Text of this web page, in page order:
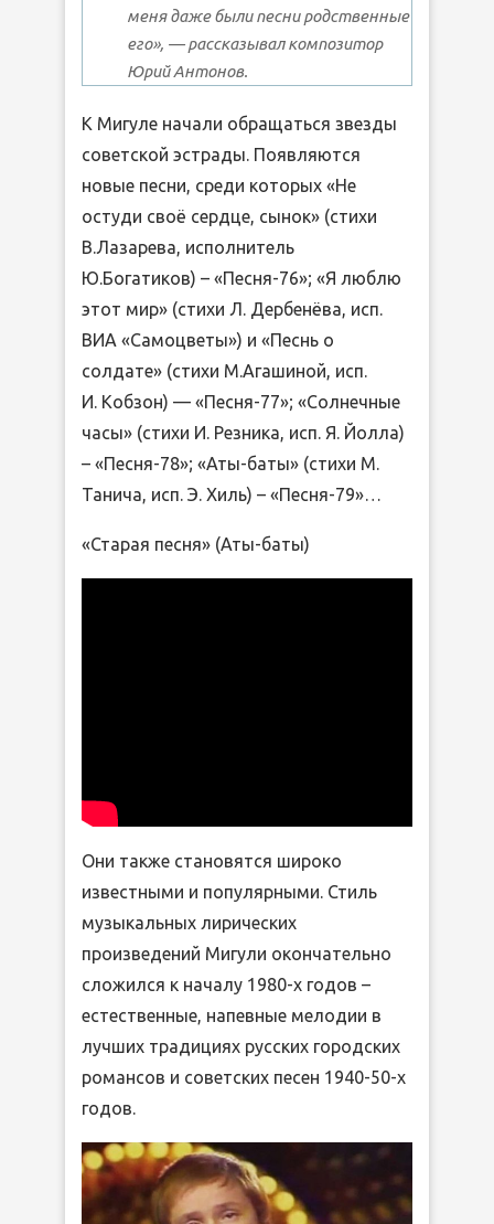
меня даже были песни родственные
его», — рассказывал композитор
Юрий Антонов.
К Мигуле начали обращаться звезды
советской эстрады. Появляются
новые песни, среди которых «Не
остуди своё сердце, сынок» (стихи
В.Лазарева, исполнитель
Ю.Богатиков) – «Песня-76»; «Я люблю
этот мир» (стихи Л. Дербенёва, исп.
ВИА «Самоцветы») и «Песнь о
солдате» (стихи М.Агашиной, исп.
И. Кобзон) — «Песня-77»; «Солнечные
часы» (стихи И. Резника, исп. Я. Йолла)
– «Песня-78»; «Аты-баты» (стихи М.
Танича, исп. Э. Хиль) – «Песня-79»…
«Старая песня» (Аты-баты)
Они также становятся широко
известными и популярными. Стиль
музыкальных лирических
произведений Мигули окончательно
сложился к началу 1980-х годов –
естественные, напевные мелодии в
лучших традициях русских городских
романсов и советских песен 1940-50-х
годов.